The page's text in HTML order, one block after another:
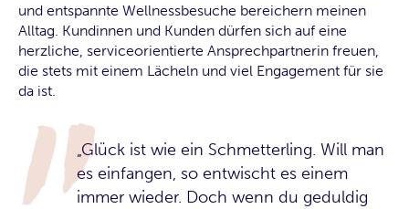
und entspannte Wellnessbesuche bereichern meinen
Alltag. Kundinnen und Kunden dürfen sich auf eine
herzliche, serviceorientierte Ansprechpartnerin freuen,
die stets mit einem Lächeln und viel Engagement für sie
da ist.
„Glück ist wie ein Schmetterling. Will man
es einfangen, so entwischt es einem
immer wieder. Doch wenn du geduldig